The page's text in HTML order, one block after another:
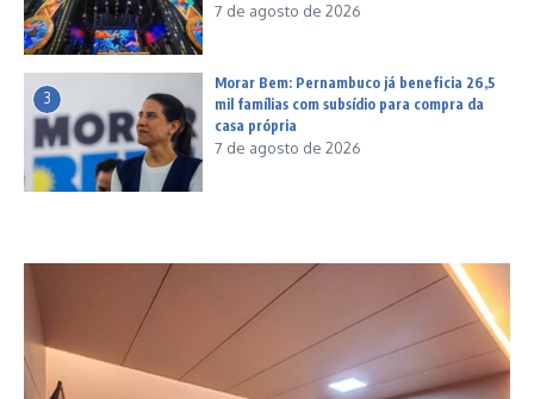
7 de agosto de 2026
3
Morar Bem: Pernambuco já beneficia 26,5
mil famílias com subsídio para compra da
casa própria
7 de agosto de 2026